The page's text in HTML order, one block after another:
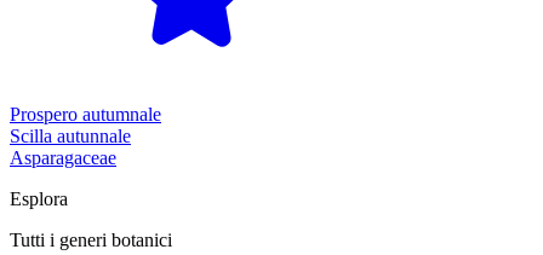
Prospero autumnale
Scilla autunnale
Asparagaceae
Esplora
Tutti i generi botanici